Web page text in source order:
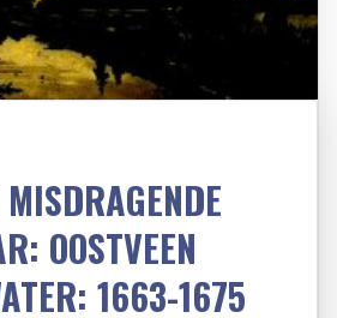
OOSTVEEN
1663-1675